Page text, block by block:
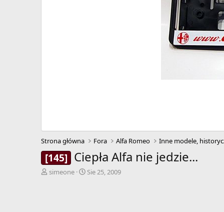
Strona główna Fora Alfa Romeo Inne modele,
[145] Ciepła Alfa nie jedzie...
A
simeone
D
Sie 25, 2009